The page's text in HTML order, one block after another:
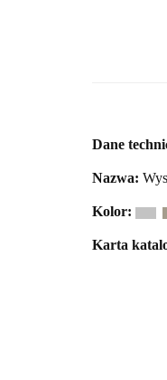
Dane
Nazwa:
Kolor:
Karta